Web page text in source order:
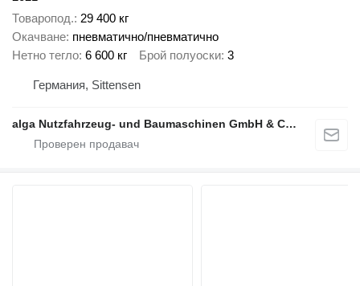
Товаропод. 29 400 кг
Окачване пневматично/пневматично
Нетно тегло 6 600 кг Брой полуоски 3
Германия, Sittensen
alga Nutzfahrzeug- und Baumaschinen GmbH & Co. KG